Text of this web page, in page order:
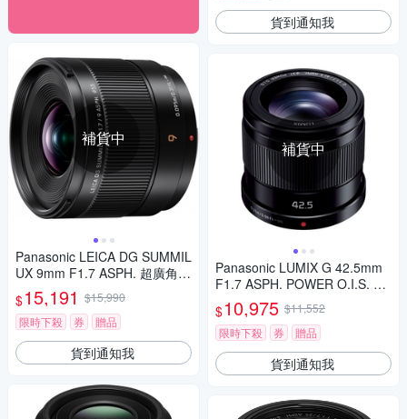
補貨中
Panasonic LEICA DG SUMMIL
UX 9mm F1.7 ASPH. 超廣角
定焦鏡頭 公司貨 H-X09GC
$15,191 $15,990
限時下殺
券 贈品
貨到通知我
貨到通知我
補貨中
Panasonic LUMIX G 42.5mm
F1.7 ASPH. POWER O.I.S. 大
光圈 定焦鏡頭 公司貨
$10,975 $11,552
限時下殺
券 贈品
貨到通知我